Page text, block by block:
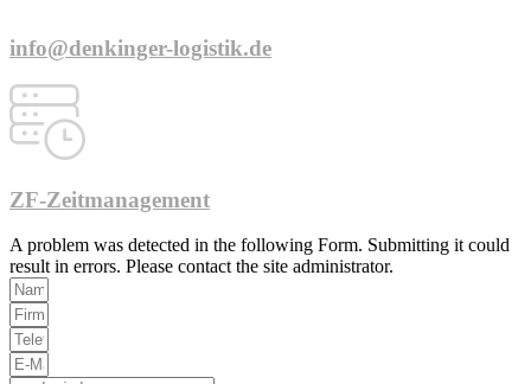
info@denkinger-logistik.de
ZF-Zeitmanagement
A problem was detected in the following Form. Submitting it could
result in errors. Please contact the site administrator.